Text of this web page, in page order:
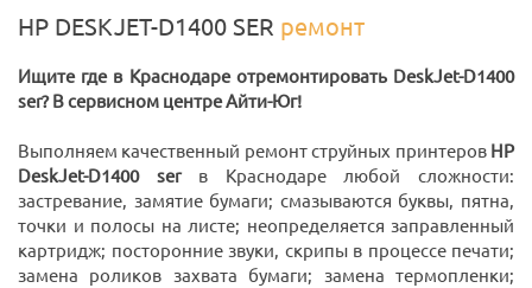
HP DESKJET-D1400 SER ремонт
Ищите где в Краснодаре отремонтировать DeskJet-D1400
ser? В сервисном центре Айти-Юг!
Выполняем качественный ремонт струйных принтеров HP
DeskJet-D1400 serв Краснодаре любой сложности:
застревание, замятие бумаги; смазываются буквы, пятна,
точки и полосы на листе; неопределяется заправленный
картридж; посторонние звуки, скрипы в процессе печати;
замена роликов захвата бумаги; замена термопленки;